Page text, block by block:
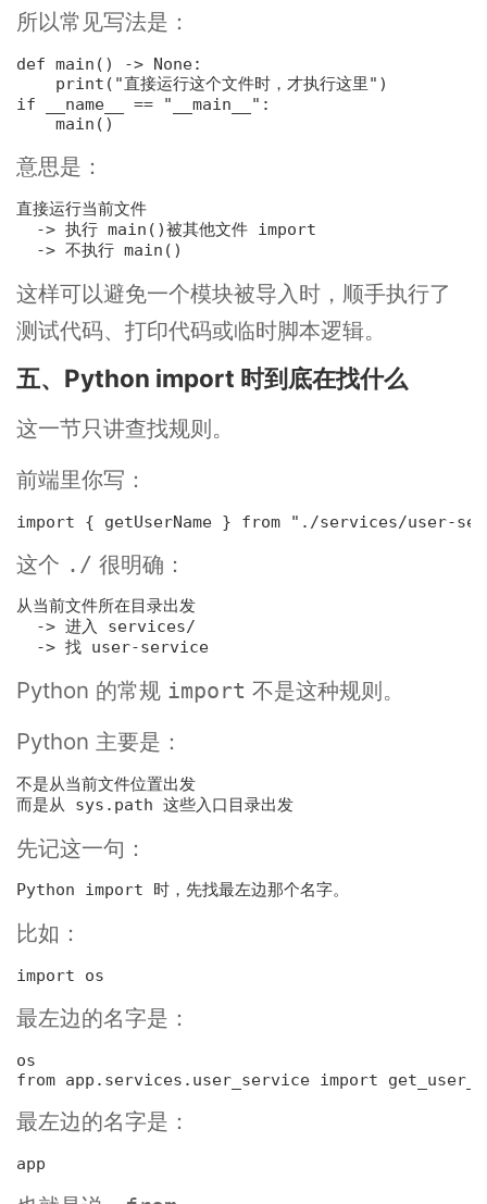
所以常见写法是：
def main () -> None:
print( "直接运行这个文件时，才执行这里" )
if __name__ == "__main__" :
意思是：
直接运行当前文件
  -> 执行 main()被其他文件 import
这样可以避免一个模块被导入时，顺手执行了
测试代码、打印代码或临时脚本逻辑。
五、Python import 时到底在找什么
这一节只讲查找规则。
前端里你写：
import { getUserName } from "./services/user-
这个 ./ 很明确：
从当前文件所在目录出发
  -> 进入 services/
Python 的常规 import 不是这种规则。
Python 主要是：
不是从当前文件位置出发
先记这一句：
Python import 时，先找最左边那个名字。
比如：
import os
最左边的名字是：
os
from app.services.user_service import
最左边的名字是：